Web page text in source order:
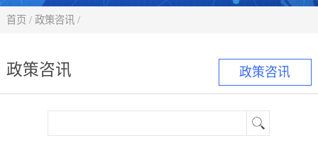
科技
创新
政策咨讯
首页 / 政策咨讯 /
政策咨讯